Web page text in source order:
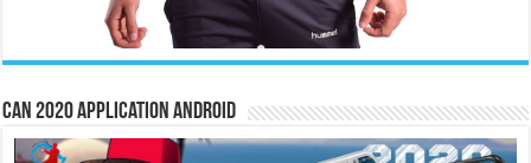
CAN 2020 Application Android